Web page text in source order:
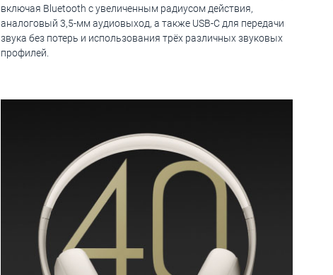
включая Bluetooth с увеличенным радиусом действия,
аналоговый 3,5-мм аудиовыход, а также USB-C для передачи
звука без потерь и использования трёх различных звуковых
профилей.